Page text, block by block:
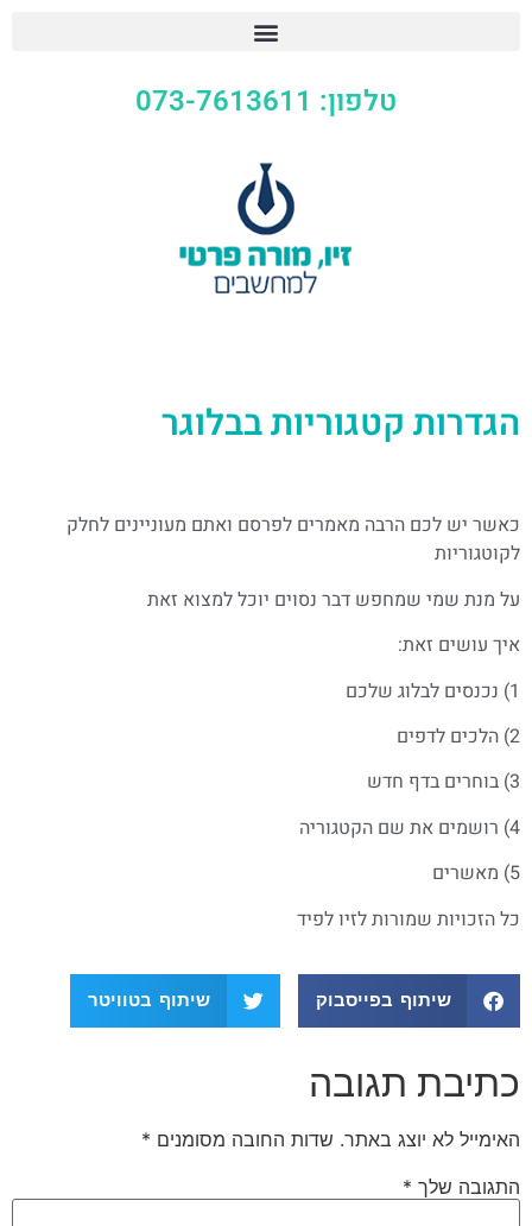
טלפון: 073-7613611
הגדרות קטגוריות בבלוגר
כאשר יש לכם הרבה מאמרים לפרסם ואתם מעוניינים לחלק
לקוטגוריות
על מנת שמי שמחפש דבר נסוים יוכל למצוא זאת
איך עושים זאת:
1) נכנסים לבלוג שלכם
2) הלכים לדפים
3) בוחרים בדף חדש
4) רושמים את שם הקטגוריה
5) מאשרים
כל הזכויות שמורות לזיו לפיד
שיתוף בפייסבוק שיתוף בטוויטר
כתיבת תגובה
האימייל לא יוצג באתר. שדות החובה מסומנים *
התגובה שלך *